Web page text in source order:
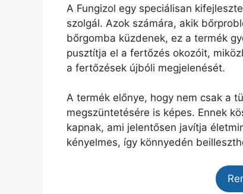
A Fungizol egy speciálisan
szolgál. Azok számára, akik
bőrgomba küzdenek, ez a termék
pusztítja el a fertőzés okozóit,
a fertőzések újbóli megjelenését.
A termék előnye, hogy nem csak a
megszüntetésére is képes. Ennek
kapnak, ami jelentősen javítja
kényelmes, így könnyedén